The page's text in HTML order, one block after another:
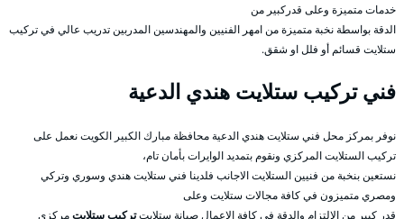
خدمات متميزة وعلى قدركبير من
الدقة بواسطة نخبة متميزة من امهر الفنيين والمهندسين المدربين تدريب عالي في تركيب
ستلايت قسائم أو فلل او شقق.
فني تركيب ستلايت هندي الدعية
نوفر بمركز محل فني ستلايت هندي الدعية محافظة مبارك الكبير الكويت نعمل على
تركيب الستلايت المركزي ونقوم بتمديد الوايرات بأمان تام،
نستعين بنخبة من فنيين الستلايت الاجانب فلدينا فني ستلايت هندي وسوري وتركي
ومصري متميزون في كافة مجالات ستلايت وعلى
قدر كبير من الالتزام والدقة في كافة الاعمال صيانة ستلايتتركيب ستلايتمركزي